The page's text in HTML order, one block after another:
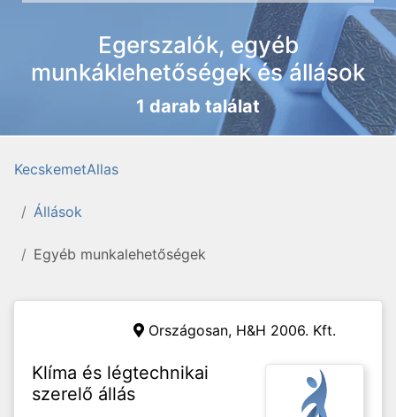
Egerszalók, egyéb
munkáklehetőségek és állások
1 darab találat
KecskemetAllas
Állások
Egyéb munkalehetőségek
Országosan, H&H 2006. Kft.
Klíma és légtechnikai
szerelő állás